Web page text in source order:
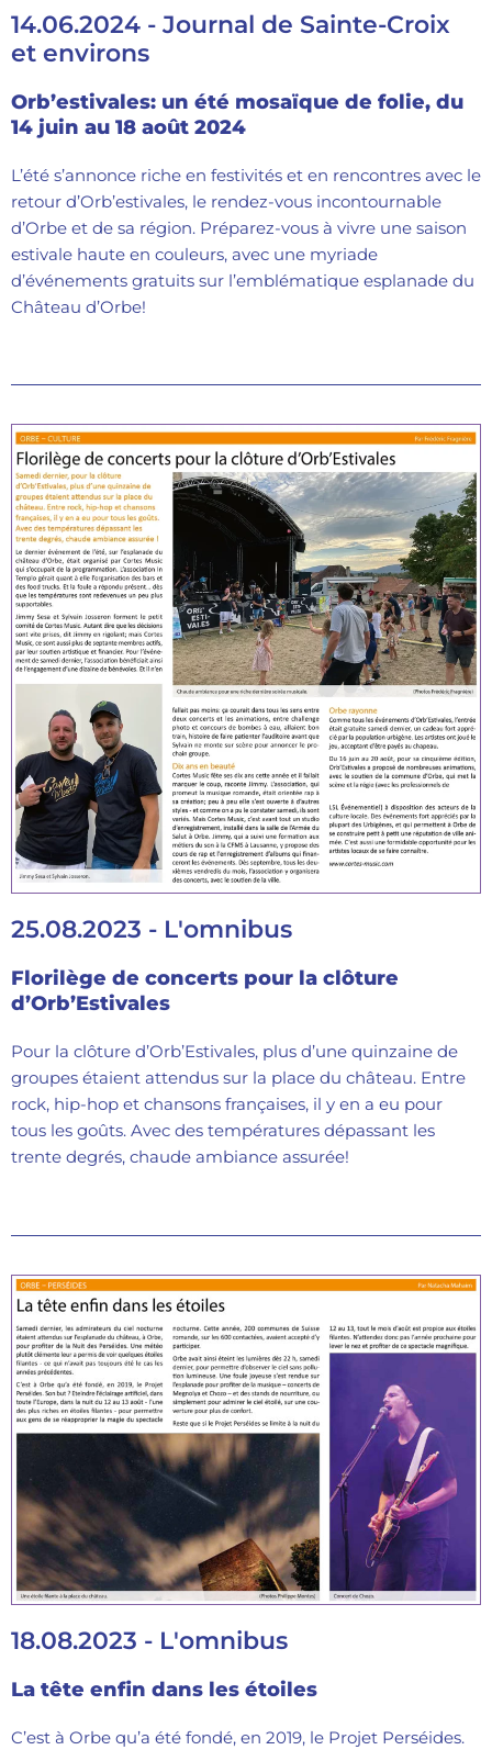
14.06.2024 - Journal de Sainte-Croix
et environs
Orb’estivales: un été mosaïque de folie, du
14 juin au 18 août 2024
L’été s’annonce riche en festivités et en rencontres avec le
retour d’Orb’estivales, le rendez-vous incontournable
d’Orbe et de sa région. Préparez-vous à vivre une saison
estivale haute en couleurs, avec une myriade
d’événements gratuits sur l’emblématique esplanade du
Château d’Orbe!
25.08.2023 - L'omnibus
Florilège de concerts pour la clôture
d’Orb’Estivales
Pour la clôture d’Orb’Estivales, plus d’une quinzaine de
groupes étaient attendus sur la place du château. Entre
rock, hip-hop et chansons françaises, il y en a eu pour
tous les goûts. Avec des températures dépassant les
trente degrés, chaude ambiance assurée!
18.08.2023 - L'omnibus
La tête enfin dans les étoiles
C’est à Orbe qu’a été fondé, en 2019, le Projet Perséides.